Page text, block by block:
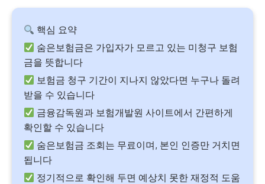
핵심 요약
숨은보험금은 가입자가 모르고 있는 미청구 보험
금을 뜻합니다
보험금 청구 기간이 지나지 않았다면 누구나 돌려
받을 수 있습니다
금융감독원과 보험개발원 사이트에서 간편하게
확인할 수 있습니다
숨은보험금 조회는 무료이며, 본인 인증만 거치면
됩니다
정기적으로 확인해 두면 예상치 못한 재정적 도움